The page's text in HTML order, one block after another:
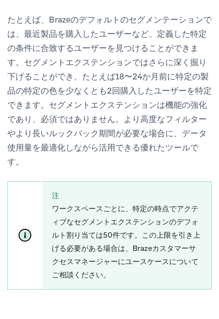
たとえば、Brazeのデフォルトのセグメンテーションで
は、最近製品を購入したユーザーなど、定義した特定
の条件に合致するユーザーを見つけることができま
す。セグメントエクステンションではさらに深く掘り
下げることができ、たとえば18〜24か月前に特定の製
品の特定の色を少なくとも2回購入したユーザーを特定
できます。セグメントエクステンションは機能の強化
であり、必須ではありません。より高度なフィルター
やより長いルックバック期間が必要な場合に、データ
使用量を最適化しながら活用できる優れたツールで
す。
注
ワークスペースごとに、特定の時点でアクテ
ィブなセグメントエクステンションのデフォ
ルト割り当ては50件です。この上限を引き上
げる必要がある場合は、Brazeカスタマーサ
クセスマネージャーにユースケースについて
ご相談ください。